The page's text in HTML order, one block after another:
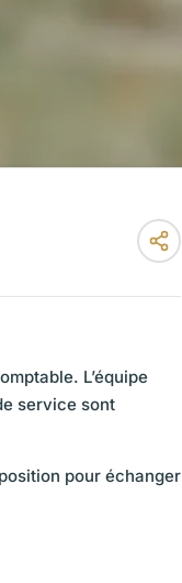
L’équipe
service sont
pour échanger